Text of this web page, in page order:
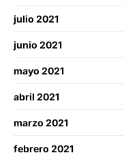
julio 2021
junio 2021
mayo 2021
abril 2021
marzo 2021
febrero 2021